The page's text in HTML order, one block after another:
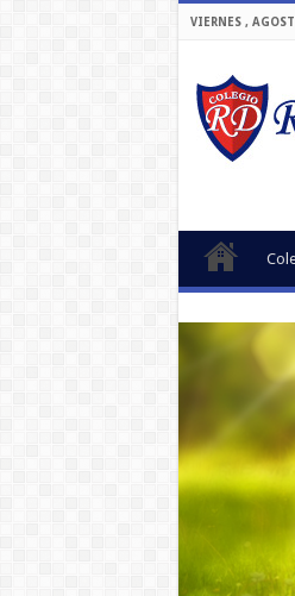
VIERNES ,